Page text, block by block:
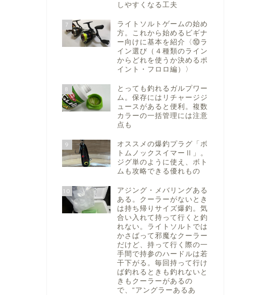
しやすくなる工夫
7
ライトソルトゲームの始め
方。これから始めるビギナ
ー向けに基本を紹介〈⑩ラ
イン選び（４種類のライン
からどれを使うか決めるポ
イント・フロロ編）〉
8
とっても釣れるガルプワー
ム。保存にはリチャージジ
ュースがあると便利。複数
カラーの一括管理には注意
点も
9
オススメの爆釣プラグ「ボ
トムノックスイマーⅡ」。
ジグ単のように使え、ボト
ムも攻略できる優れもの
10
アジング・メバリングある
ある。クーラーがないとき
は持ち帰りサイズ爆釣。気
合い入れて持って行くと釣
れない。ライトソルトでは
かさばって邪魔なクーラー
だけど、持って行く際の一
手間で持参のハードルは若
干下がる。毎回持って行け
ば釣れるときも釣れないと
きもクーラーがあるの
で、“アングラーあるあ